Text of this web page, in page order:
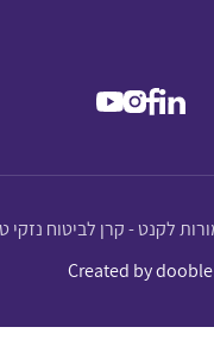
Created by dooble